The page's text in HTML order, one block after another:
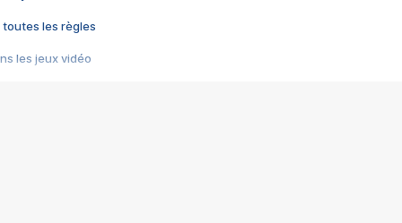
toutes les règles
les jeux vidéo